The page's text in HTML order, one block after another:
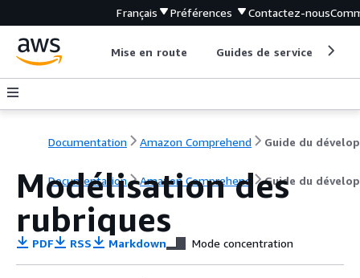
Français Préférences Contactez-nous
Mise en route Guides de service
Documentation Amazon Comprehend
Documentation Amazon Comprehend Guide du
Modélisation des
rubriques
PDF RSS Markdown Mode concentration